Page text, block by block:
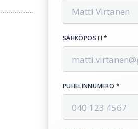
SÄHKÖPOSTI *
PUHELINNUMERO *